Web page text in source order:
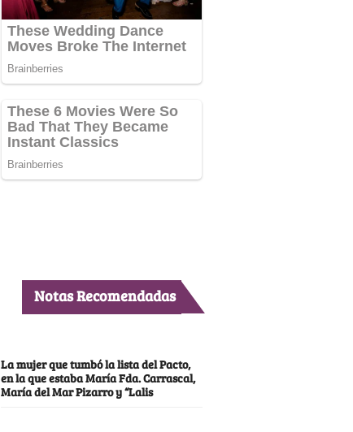
Notas Recomendadas
La mujer que tumbó la lista del Pacto,
en la que estaba María Fda. Carrascal,
María del Mar Pizarro y “Lalis